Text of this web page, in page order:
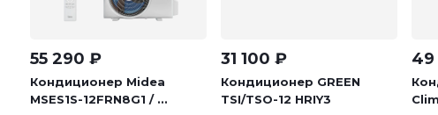
55 290 ₽
Кондиционер Midea
MSES1S-12FRN8G1 / ...
31 100 ₽
Кондиционер GREEN
TSI/TSO-12 HRIY3
49